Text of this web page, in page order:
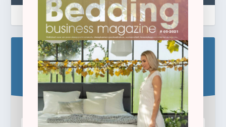
Blijf op de hoogte!
Schrijf u hier in voor de gratis e-newsletter.